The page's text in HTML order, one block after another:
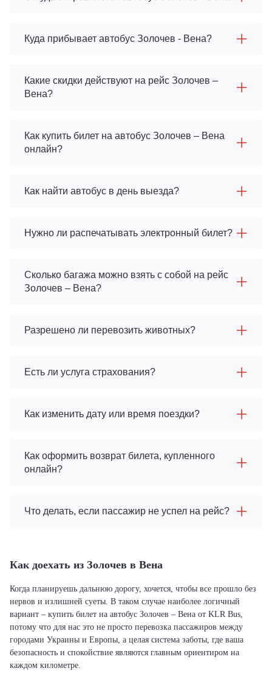
Куда прибывает автобус Золочев - Вена?
Какие скидки действуют на рейс Золочев –
Вена?
Как купить билет на автобус Золочев – Вена
онлайн?
Как найти автобус в день выезда?
Нужно ли распечатывать электронный билет?
Сколько багажа можно взять с собой на рейс
Золочев – Вена?
Разрешено ли перевозить животных?
Есть ли услуга страхования?
Как изменить дату или время поездки?
Как оформить возврат билета, купленного
онлайн?
Что делать, если пассажир не успел на рейс?
Как доехать из Золочев в Вена
Когда планируешь дальнюю дорогу, хочется, чтобы все прошло без
нервов и излишней суеты. В таком случае наиболее логичный
вариант – купить билет на автобус Золочев – Вена от KLR Bus,
потому что для нас это не просто перевозка пассажиров между
городами Украины и Европы, а целая система заботы, где ваша
безопасность и спокойствие являются главным ориентиром на
каждом километре.